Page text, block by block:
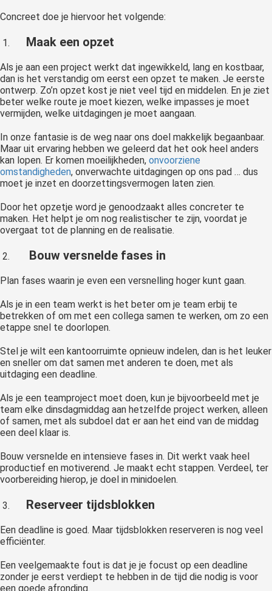
Concreet doe je hiervoor het volgende:
Maak een opzet
Als je aan een project werkt dat ingewikkeld, lang en kostbaar,
dan is het verstandig om eerst een opzet te maken. Je eerste
ontwerp. Zo’n opzet kost je niet veel tijd en middelen. En je ziet
beter welke route je moet kiezen, welke impasses je moet
vermijden, welke uitdagingen je moet aangaan.
In onze fantasie is de weg naar ons doel makkelijk begaanbaar.
Maar uit ervaring hebben we geleerd dat het ook heel anders
kan lopen. Er komen moeilijkheden, onvoorziene
omstandigheden, onverwachte uitdagingen op ons pad … dus
moet je inzet en doorzettingsvermogen laten zien.
Door het opzetje word je genoodzaakt alles concreter te
maken. Het helpt je om nog realistischer te zijn, voordat je
overgaat tot de planning en de realisatie.
Bouw versnelde fases in
Plan fases waarin je even een versnelling hoger kunt gaan.
Als je in een team werkt is het beter om je team erbij te
betrekken of om met een collega samen te werken, om zo een
etappe snel te doorlopen.
Stel je wilt een kantoorruimte opnieuw indelen, dan is het leuker
en sneller om dat samen met anderen te doen, met als
uitdaging een deadline.
Als je een teamproject moet doen, kun je bijvoorbeeld met je
team elke dinsdagmiddag aan hetzelfde project werken, alleen
of samen, met als subdoel dat er aan het eind van de middag
een deel klaar is.
Bouw versnelde en intensieve fases in. Dit werkt vaak heel
productief en motiverend. Je maakt echt stappen. Verdeel, ter
voorbereiding hierop, je doel in minidoelen.
Reserveer tijdsblokken
Een deadline is goed. Maar tijdsblokken reserveren is nog veel
efficiënter.
Een veelgemaakte fout is dat je je focust op een deadline
zonder je eerst verdiept te hebben in de tijd die nodig is voor
een goede afronding.